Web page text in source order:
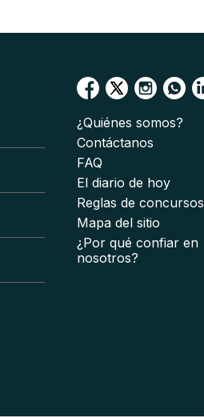
¿Quiénes somos?
Contáctanos
FAQ
El diario de hoy
Reglas de concursos
Mapa del sitio
¿Por qué confiar en
nosotros?